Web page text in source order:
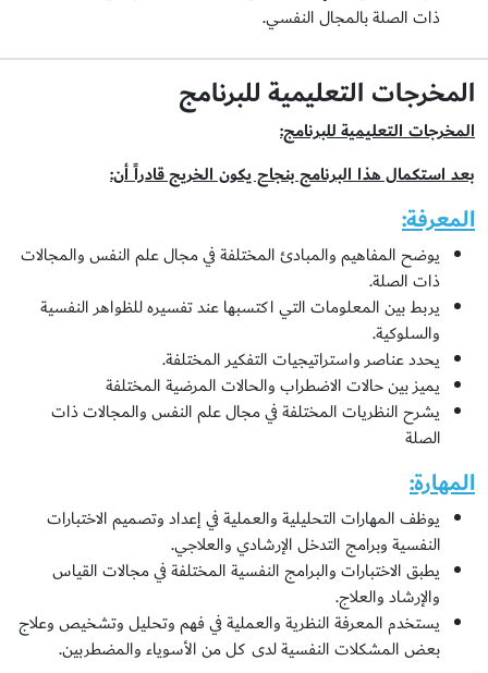
ذات الصلة بالمجال النفسي.
المخرجات التعليمية للبرنامج
المخرجات التعليمية للبرنامج:
بعد استكمال هذا البرنامج بنجاح يكون الخريج قادراً أن:
المعرفة:
يوضح المفاهيم والمبادئ المختلفة في مجال علم النفس والمجالات
ذات الصلة.
يربط بين المعلومات التي اكتسبها عند تفسيره للظواهر النفسية
والسلوكية.
يحدد عناصر واستراتيجيات التفكير المختلفة.
يميز بين حالات الاضطراب والحالات المرضية المختلفة
يشرح النظريات المختلفة في مجال علم النفس والمجالات ذات
الصلة
المهارة:
يوظف المهارات التحليلية والعملية في إعداد وتصميم الاختبارات
النفسية وبرامج التدخل الإرشادي والعلاجي.
يطبق الاختبارات والبرامج النفسية المختلفة في مجالات القياس
والإرشاد والعلاج.
يستخدم المعرفة النظرية والعملية في فهم وتحليل وتشخيص وعلاج
بعض المشكلات النفسية لدى كل من الأسوياء والمضطربين.